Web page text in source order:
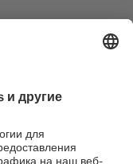
верхнем углу